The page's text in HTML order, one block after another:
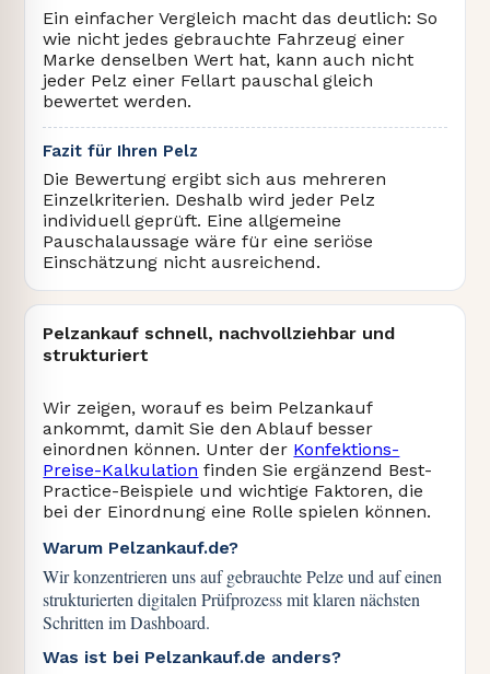
Ein einfacher Vergleich macht das deutlich: So
wie nicht jedes gebrauchte Fahrzeug einer
Marke denselben Wert hat, kann auch nicht
jeder Pelz einer Fellart pauschal gleich
bewertet werden.
Fazit für Ihren Pelz
Die Bewertung ergibt sich aus mehreren
Einzelkriterien. Deshalb wird jeder Pelz
individuell geprüft. Eine allgemeine
Pauschalaussage wäre für eine seriöse
Einschätzung nicht ausreichend.
Pelzankauf schnell, nachvollziehbar und
strukturiert
Wir zeigen, worauf es beim Pelzankauf
ankommt, damit Sie den Ablauf besser
einordnen können. Unter der Konfektions-
Preise-Kalkulation finden Sie ergänzend Best-
Practice-Beispiele und wichtige Faktoren, die
bei der Einordnung eine Rolle spielen können.
Warum Pelzankauf.de?
Wir konzentrieren uns auf gebrauchte Pelze und auf einen
strukturierten digitalen Prüfprozess mit klaren nächsten
Schritten im Dashboard.
Was ist bei Pelzankauf.de anders?